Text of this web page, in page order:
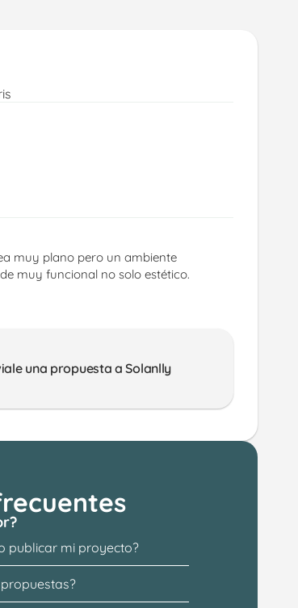
muy plano pero un ambiente
muy funcional no solo estético.
una propuesta a Solanlly
publicar mi proyecto?